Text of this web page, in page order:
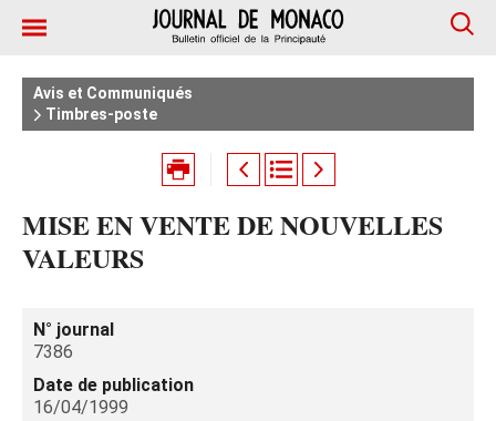
Avis et Communiqués
Timbres-poste
MISE EN VENTE DE NOUVELLES
VALEURS
N° journal
7386
Date de publication
16/04/1999